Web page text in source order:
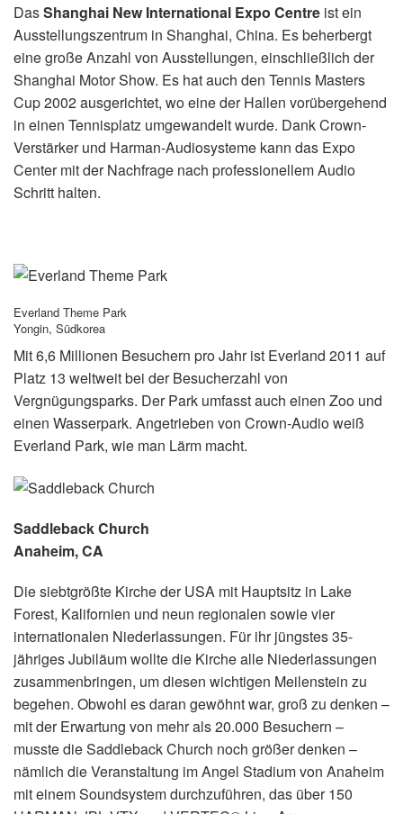
DasShanghai New International Expo Centre ist ein
Ausstellungszentrum in Shanghai, China. Es beherbergt
eine große Anzahl von Ausstellungen, einschließlich der
Shanghai Motor Show. Es hat auch den Tennis Masters
Cup 2002 ausgerichtet, wo eine der Hallen vorübergehend
in einen Tennisplatz umgewandelt wurde. Dank Crown-
Verstärker und Harman-Audiosysteme kann das Expo
Center mit der Nachfrage nach professionellem Audio
Schritt halten.
Everland Theme Park
Yongin, Südkorea
Mit 6,6 Millionen Besuchern pro Jahr ist Everland 2011 auf
Platz 13 weltweit bei der Besucherzahl von
Vergnügungsparks. Der Park umfasst auch einen Zoo und
einen Wasserpark. Angetrieben von Crown-Audio weiß
Everland Park, wie man Lärm macht.
Saddleback Church
Anaheim, CA
Die siebtgrößte Kirche der USA mit Hauptsitz in Lake
Forest, Kalifornien und neun regionalen sowie vier
internationalen Niederlassungen. Für ihr jüngstes 35-
jähriges Jubiläum wollte die Kirche alle Niederlassungen
zusammenbringen, um diesen wichtigen Meilenstein zu
begehen. Obwohl es daran gewöhnt war, groß zu denken –
mit der Erwartung von mehr als 20.000 Besuchern –
musste die Saddleback Church noch größer denken –
nämlich die Veranstaltung im Angel Stadium von Anaheim
mit einem Soundsystem durchzuführen, das über 150